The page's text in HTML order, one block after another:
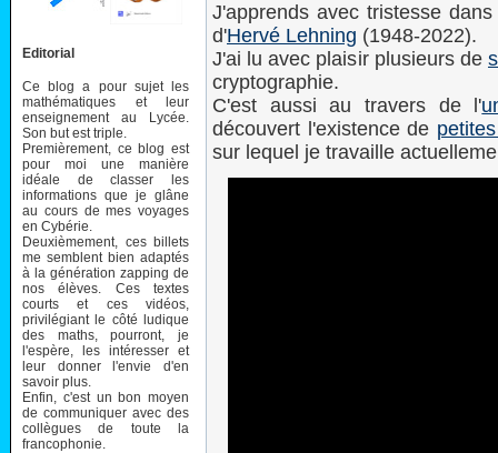
Editorial
Ce blog a pour sujet les
mathématiques et leur
enseignement au Lycée.
Son but est triple.
Premièrement, ce blog est
pour moi une manière
idéale de classer les
informations que je glâne
au cours de mes voyages
en Cybérie.
Deuxièmement, ces billets
me semblent bien adaptés
à la génération zapping de
nos élèves. Ces textes
courts et ces vidéos,
privilégiant le côté ludique
des maths, pourront, je
l'espère, les intéresser et
leur donner l'envie d'en
savoir plus.
Enfin, c'est un bon moyen
de communiquer avec des
collègues de toute la
francophonie.
J'apprends avec tristesse
d'Hervé Lehning (1948-2022).
J'ai lu avec plaisir plusieurs de
cryptographie.
C'est aussi au travers de l'
découvert l'existence de
sur lequel je travaille